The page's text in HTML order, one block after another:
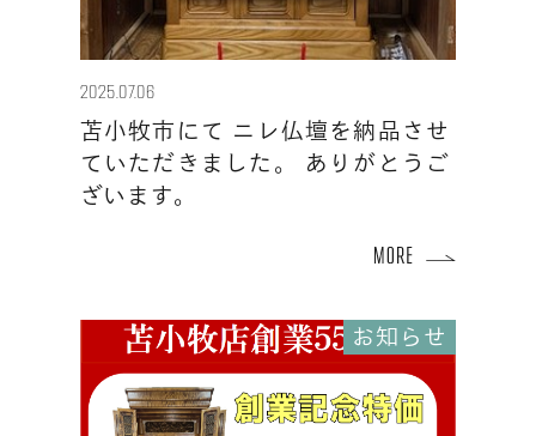
2025.07.06
苫小牧市にて ニレ仏壇を納品させ
ていただきました。 ありがとうご
ざいます。
お知らせ